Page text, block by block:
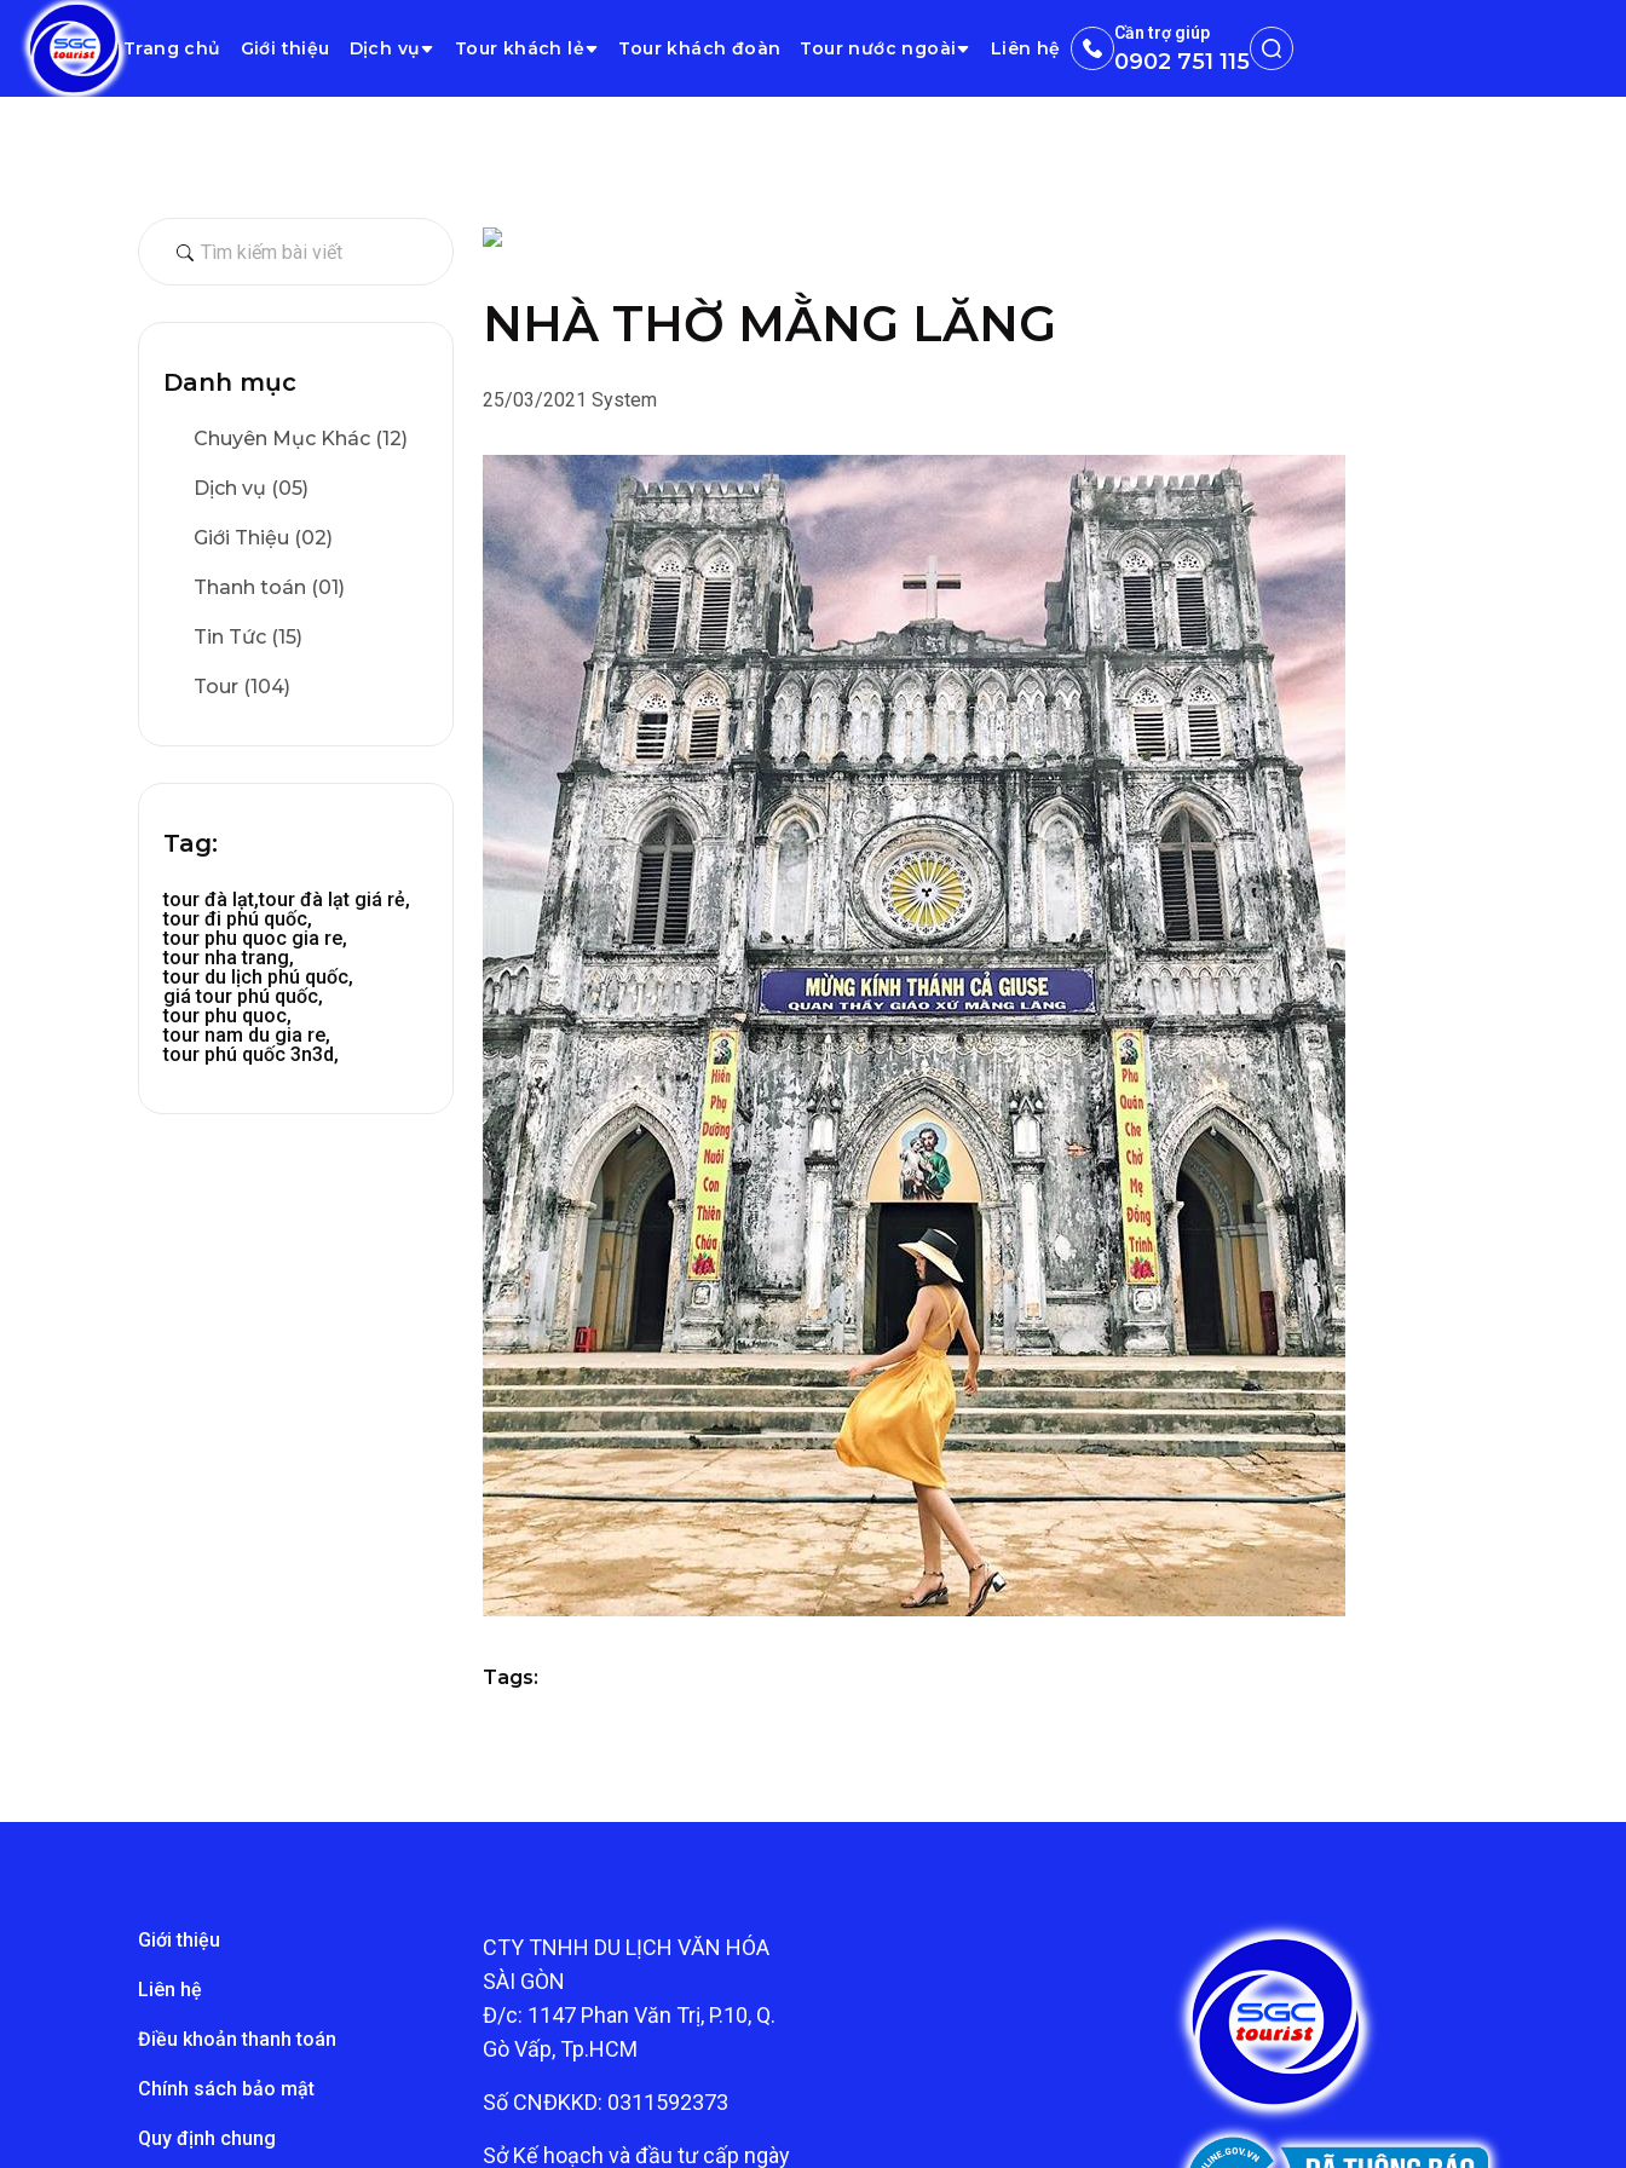
Trang chủ Giới thiệu Dịch vụ Tour khách lẻ Tour khách đoàn Tour nước ngoài Liên hệ
Cần trợ giúp
0902 751 115
Danh mục
Chuyên Mục Khác (12)
Dịch vụ (05)
Giới Thiệu (02)
Thanh toán (01)
Tin Tức (15)
Tour (104)
Tag:
tour đà lạt,tour đà lạt giá rẻ,
tour đi phú quốc,
tour phu quoc gia re,
tour nha trang,
tour du lịch phú quốc,
giá tour phú quốc,
tour phu quoc,
tour nam du gia re,
tour phú quốc 3n3d,
NHÀ THỜ MẰNG LĂNG
25/03/2021 System
Tags:
Giới thiệu
Liên hệ
Điều khoản thanh toán
Chính sách bảo mật
Quy định chung
CTY TNHH DU LỊCH VĂN HÓA
SÀI GÒN
Đ/c: 1147 Phan Văn Trị, P.10, Q.
Gò Vấp, Tp.HCM
Số CNĐKKD: 0311592373
Sở Kế hoạch và đầu tư cấp ngày